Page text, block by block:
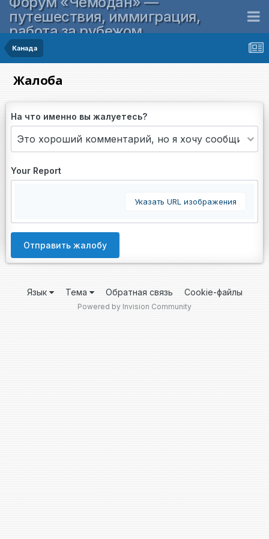
путешествия, иммиграция,
работа за рубежом
Канада
Жалоба
На что именно вы жалуетесь?
Your Report
Указать URL изображения
Отправить жалобу
Язык Тема Обратная связь Cookie-файлы
Powered by Invision Community